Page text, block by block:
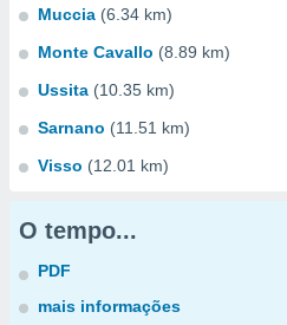
Muccia (6.34 km)
Monte Cavallo (8.89 km)
Ussita (10.35 km)
Sarnano (11.51 km)
Visso (12.01 km)
O tempo...
PDF
mais informações